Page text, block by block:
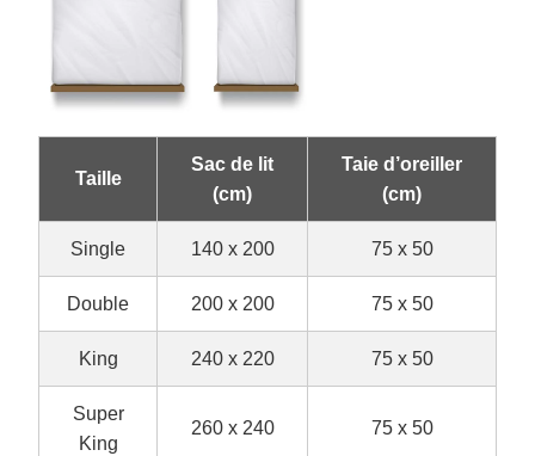
Taille
Sac de lit
(cm)
Taie d’oreiller
(cm)
Single 140 x 200 75 x 50
Double 200 x 200 75 x 50
King 240 x 220 75 x 50
Super
King
260 x 240 75 x 50